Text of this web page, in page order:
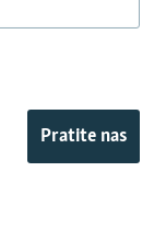
Pratite nas